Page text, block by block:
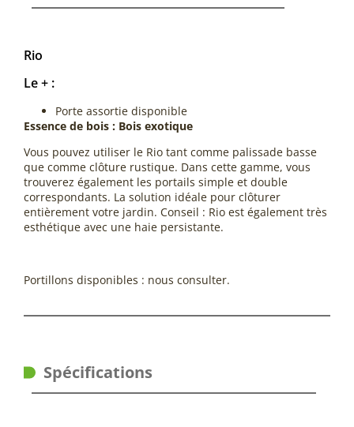
Rio
Le + :
Porte assortie disponible
Essence de bois : Bois exotique
Vous pouvez utiliser le Rio tant comme palissade basse
que comme clôture rustique. Dans cette gamme, vous
trouverez également les portails simple et double
correspondants. La solution idéale pour clôturer
entièrement votre jardin. Conseil : Rio est également très
esthétique avec une haie persistante.
Portillons disponibles : nous consulter.
Spécifications